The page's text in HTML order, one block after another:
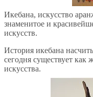
Икебана, искусство
знаменитое и
искусств.
История икебана
сегодня существует как
искусства.